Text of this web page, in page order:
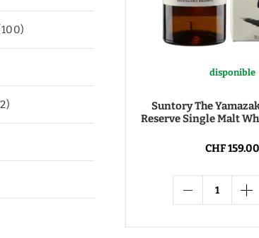
disponible
Suntory The
Reserve Single Malt
CHF 159.00